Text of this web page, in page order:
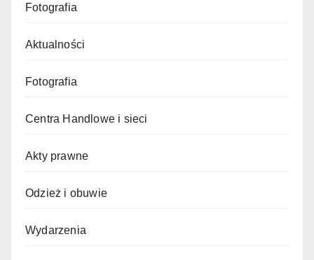
Fotografia
Aktualności
Fotografia
Centra Handlowe i sieci
Akty prawne
Odzież i obuwie
Wydarzenia